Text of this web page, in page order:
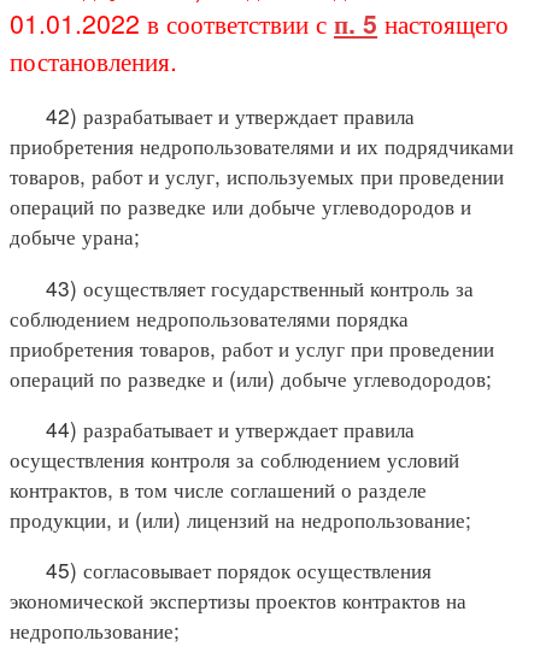
01.01.2022 в соответствии с п. 5 настоящего
постановления.
42) разрабатывает и утверждает правила
приобретения недропользователями и их подрядчиками
товаров, работ и услуг, используемых при проведении
операций по разведке или добыче углеводородов и
добыче урана;
43) осуществляет государственный контроль за
соблюдением недропользователями порядка
приобретения товаров, работ и услуг при проведении
операций по разведке и (или) добыче углеводородов;
44) разрабатывает и утверждает правила
осуществления контроля за соблюдением условий
контрактов, в том числе соглашений о разделе
продукции, и (или) лицензий на недропользование;
45) согласовывает порядок осуществления
экономической экспертизы проектов контрактов на
недропользование;